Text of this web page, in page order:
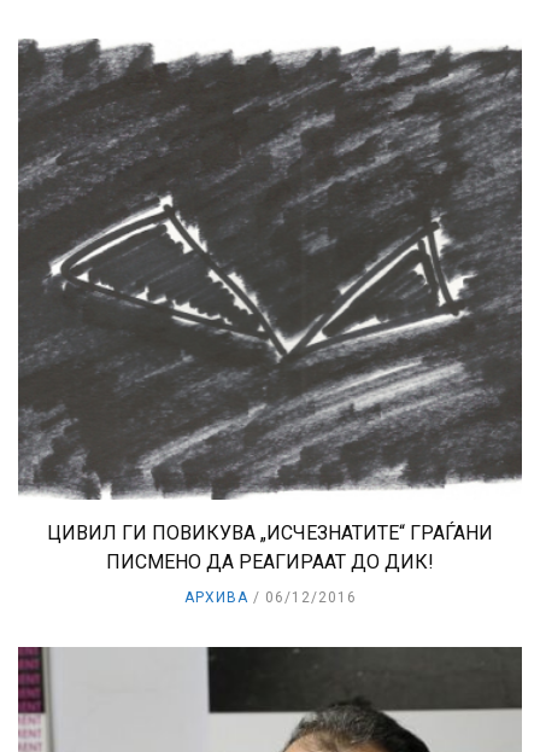
ЦИВИЛ ГИ ПОВИКУВА „ИСЧЕЗНАТИТЕ“ ГРАЃАНИ
ПИСМЕНО ДА РЕАГИРААТ ДО ДИК!
АРХИВА 06/12/2016